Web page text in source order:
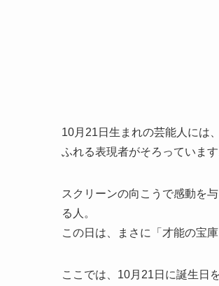
10月21日生まれの芸能人には
ふれる表現者がそろっています
スクリーンの向こうで感動を
る人。
この日は、まさに「才能の宝
ここでは、10月21日に誕生日